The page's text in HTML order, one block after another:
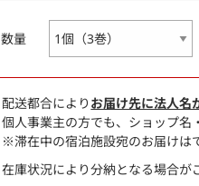
数量
配送都合により お届け先に法人名
個人事業主の方でも、ショップ名
※滞在中の宿泊施設宛のお届けは
在庫状況により分納となる場合が